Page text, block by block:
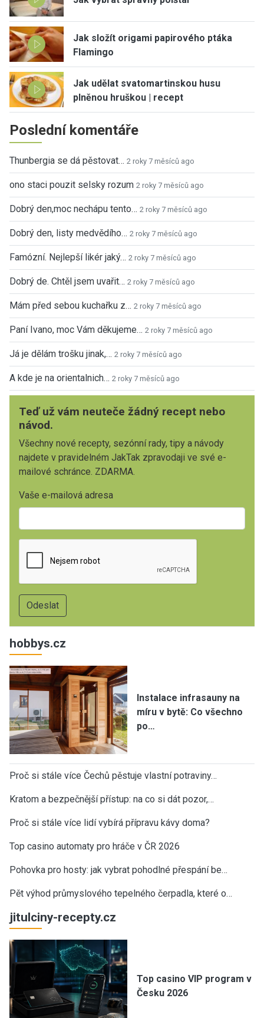
Jak složít origami papirového ptáka
Flamingo
Jak udělat svatomartinskou husu
plněnou hruškou | recept
Poslední komentáře
Thunbergia se dá pěstovat… 2 roky 7 měsíců ago
ono staci pouzit selsky rozum 2 roky 7 měsíců ago
Dobrý den,moc nechápu tento… 2 roky 7 měsíců ago
Dobrý den, listy medvědího… 2 roky 7 měsíců ago
Famózní. Nejlepší likér jaký… 2 roky 7 měsíců ago
Dobrý de. Chtěl jsem uvařit… 2 roky 7 měsíců ago
Mám před sebou kuchařku z… 2 roky 7 měsíců ago
Paní Ivano, moc Vám děkujeme… 2 roky 7 měsíců ago
Já je dělám trošku jinak,… 2 roky 7 měsíců ago
A kde je na orientalnich… 2 roky 7 měsíců ago
Teď už vám neuteče žádný recept nebo
návod.
Všechny nové recepty, sezónní rady, tipy a návody
najdete v pravidelném JakTak zpravodaji ve své e-
mailové schránce. ZDARMA.
Vaše e-mailová adresa
hobbys.cz
Instalace infrasauny na
míru v bytě: Co všechno
po…
Proč si stále více Čechů pěstuje vlastní potraviny…
Kratom a bezpečnější přístup: na co si dát pozor,…
Proč si stále více lidí vybírá přípravu kávy doma?
Top casino automaty pro hráče v ČR 2026
Pohovka pro hosty: jak vybrat pohodlné přespání be…
Pět výhod průmyslového tepelného čerpadla, které o…
jitulciny-recepty.cz
Top casino VIP program v
Česku 2026